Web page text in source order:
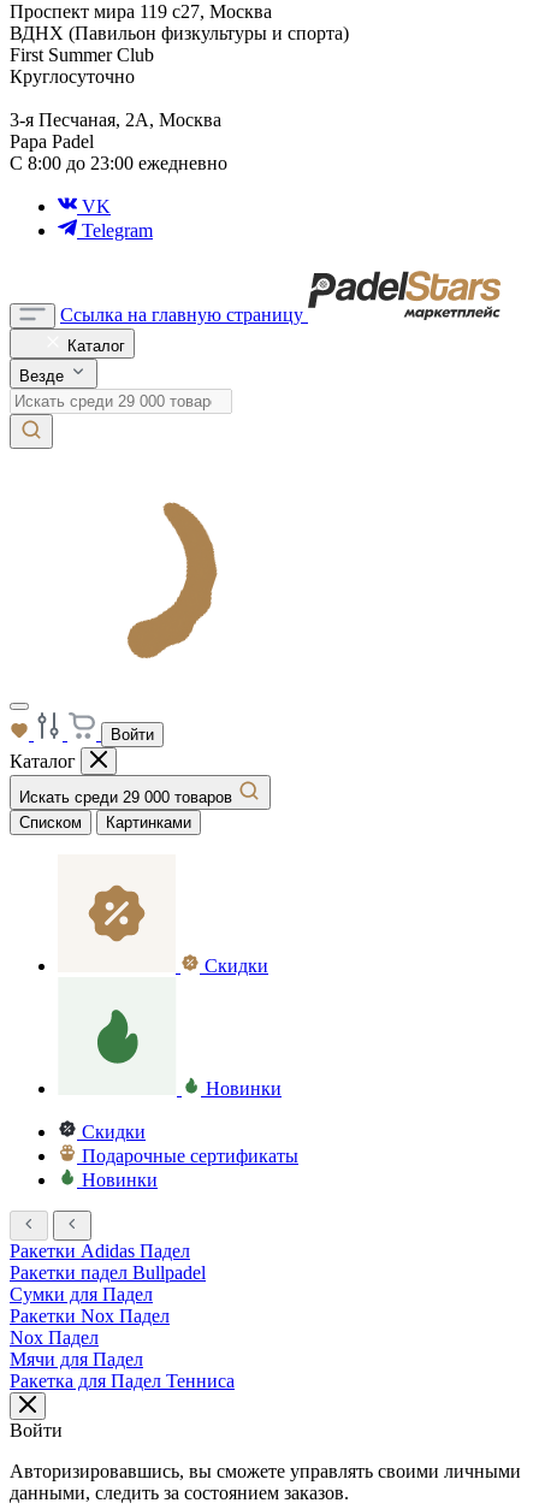
Проспект мира 119 с27, Москва
ВДНХ (Павильон физкультуры и спорта)
First Summer Club
Круглосуточно
3-я Песчаная, 2А, Москва
Papa Padel
С 8:00 до 23:00 ежедневно
VK
Telegram
Ссылка на главную страницу
Каталог
Везде
Войти
Каталог
Искать среди 29 000 товаров
Списком
Картинками
Скидки
Новинки
Скидки
Подарочные сертификаты
Новинки
Ракетки Adidas Падел
Ракетки падел Bullpadel
Сумки для Падел
Ракетки Nox Падел
Nox Падел
Мячи для Падел
Ракетка для Падел Тенниса
Войти
Авторизировавшись, вы сможете управлять своими личными
данными, следить за состоянием заказов.